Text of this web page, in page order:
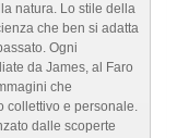
natura. Lo stile della
che ben si adatta
Ogni
da James, al Faro
che
collettivo e personale.
dalle scoperte